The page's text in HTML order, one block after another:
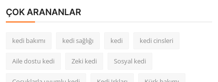
ÇOK ARANANLAR
kedi bakımı kedi sağlığı kedi kedi cinsleri
Aile dostu kedi Zeki kedi Sosyal kedi